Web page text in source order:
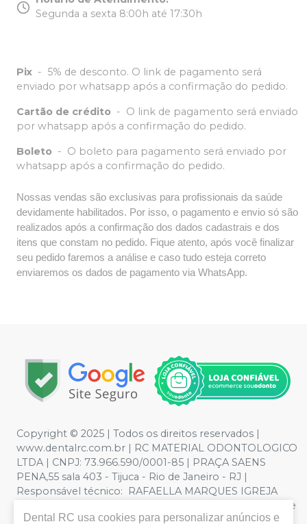
Segunda a sexta 8:00h até 17:30h
Pix - 5% de desconto. O link de pagamento será
enviado por whatsapp após a confirmação do pedido.
Cartão de crédito - O link de pagamento será enviado
por whatsapp após a confirmação do pedido.
Boleto - O boleto para pagamento será enviado por
whatsapp após a confirmação do pedido.
Nossas vendas são exclusivas para profissionais da saúde
devidamente habilitados. Por isso, o pagamento e envio só são
realizados após a confirmação dos dados cadastrais e dos
itens que constam no pedido. Fique atento, após você finalizar
seu pedido faremos a análise e caso tudo esteja correto
enviaremos os dados de pagamento via WhatsApp.
Copyright © 2025 | Todos os direitos reservados |
www.dentalrc.com.br | RC MATERIAL ODONTOLOGICO
LTDA | CNPJ: 73.966.590/0001-85 | PRAÇA SAENS
PENA,55 sala 403 - Tijuca - Rio de Janeiro - RJ |
Responsável técnico: RAFAELLA MARQUES IGREJA
DOS SANTOS CRO/RJ nº 55115 | Política de Privacidade e
Segurança - Fotos meramente ilustrativas - Os preços e
Dental RC usa cookies para personalizar anúncios e